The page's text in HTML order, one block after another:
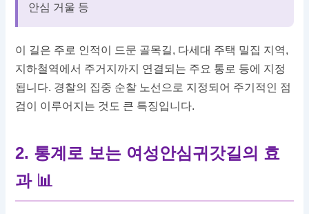
안심 거울 등
이 길은 주로 인적이 드문 골목길, 다세대 주택 밀집 지역,
지하철역에서 주거지까지 연결되는 주요 통로 등에 지정
됩니다. 경찰의 집중 순찰 노선으로 지정되어 주기적인 점
검이 이루어지는 것도 큰 특징입니다.
2. 통계로 보는 여성안심귀갓길의 효
과 📊